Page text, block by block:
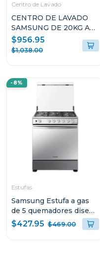
Centro de Lavado
CENTRO DE LAVADO
SAMSUNG DE 20KG A
GAS COLOR BLANCO
WF20T6000/DV20T6000
$956.95
$1,038.00
-8%
Estufas
Samsung Estufa a gas
de 5 quemadores diseño
espejo gris nx52t7522ls
$427.95 $469.00